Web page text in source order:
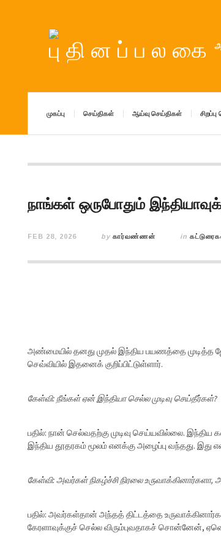
முகப்பு செய்திகள் ஆய்வு செய்திகள்
நாங்கள் ஒருபோதும்
FEB 28, 2026 by கார்வண்ணன் in
அண்மையில் தனது முதல் இந்திய பயணத்தை முடித்த
செவ்வியில் இதனைக் குறிப்பிட்டுள்ளார்.
கேள்வி: நீங்கள் ஏன் இந்தியா செல்ல முடிவு செய்தீர்கள்?
பதில்: நான் செல்வதற்கு முடிவு செய்யவில்லை. இந்திய
இந்திய தூதரகம் மூலம் எனக்கு அழைப்பு வந்தது. இது
கேள்வி: அவர்கள் நிகழ்ச்சி நிரலை
பதில்: அவர்கள்தான் அந்தத் திட்டத்தை
கேரளாவுக்குச் செல்ல விரும்புவதாகச் சொன்னேன்,